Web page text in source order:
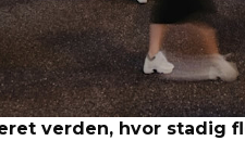
verden, hvor stadig